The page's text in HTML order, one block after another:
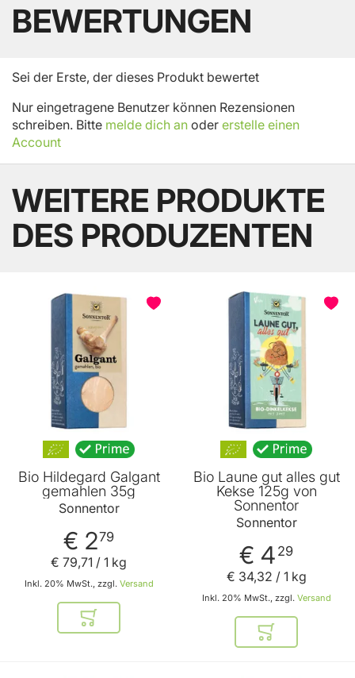
BEWERTUNGEN
Sei der Erste, der dieses Produkt bewertet
Nur eingetragene Benutzer können Rezensionen
schreiben. Bitte melde dich an oder erstelle einen
Account
WEITERE PRODUKTE
DES PRODUZENTEN
Bio Hildegard Galgant
gemahlen 35g
Sonnentor
€ 279
Inkl. 20% MwSt., zzgl. Versand
€ 79,71 / 1 kg
In den Warenkorb
Bio Laune gut alles gut
Kekse 125g von
Sonnentor
Sonnentor
€ 4 29
Inkl. 20% MwSt., zzgl. Versand
€ 34,32 / 1 kg
In den